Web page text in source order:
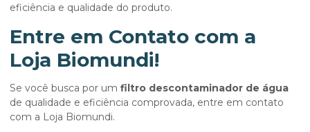
eficiência e qualidade do produto.
Entre em Contato com a
Loja Biomundi!
Se você busca por um filtro descontaminador de água
de qualidade e eficiência comprovada, entre em contato
com a Loja Biomundi.